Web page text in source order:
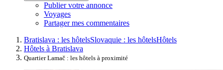
Publier votre annonce
Voyages
Partager mes commentaires
Bratislava : les hôtelsSlovaquie : les hôtelsHôtels
Hôtels à Bratislava
Quartier Lamač : les hôtels à proximité